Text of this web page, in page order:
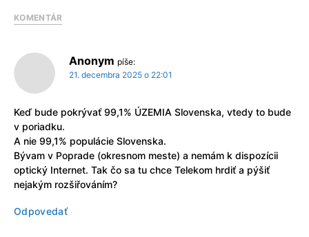
KOMENTÁR
Anonym píše:
21. decembra 2025 o 22:01
Keď bude pokrývať 99,1% ÚZEMIA Slovenska, vtedy to bude
v poriadku.
A nie 99,1% populácie Slovenska.
Bývam v Poprade (okresnom meste) a nemám k dispozícii
optický Internet. Tak čo sa tu chce Telekom hrdiť a pýšiť
nejakým rozšiřováním?
Odpovedať